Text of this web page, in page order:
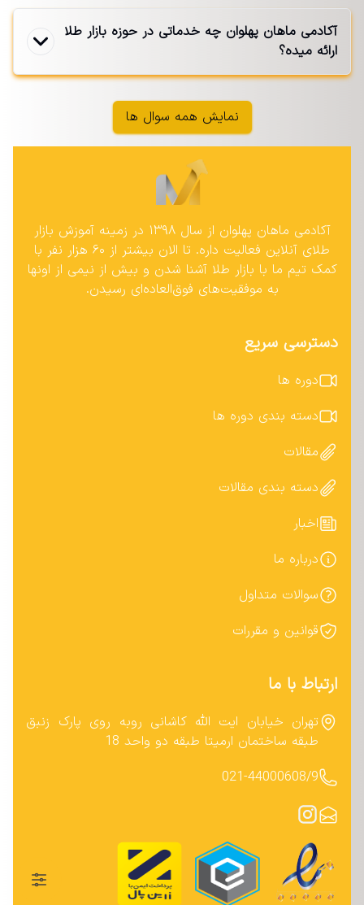
آکادمی ماهان پهلوان چه خدماتی در حوزه بازار طلا
ارائه میده؟
نمایش همه سوال ها
آکادمی ماهان پهلوان از سال ۱۳۹۸ در زمینه آموزش بازار
طلای آنلاین فعالیت داره. تا الان بیشتر از ۶۰ هزار نفر با
کمک تیم ما با بازار طلا آشنا شدن و بیش از نیمی از اونها
به موفقیت‌های فوق‌العاده‌ای رسیدن.
دسترسی سریع
دوره ها
دسته بندی دوره ها
مقالات
دسته بندی مقالات
اخبار
درباره ما
سوالات متداول
قوانین و مقررات
ارتباط با ما
تهران خیابان ایت الله کاشانی روبه روی پارک زنبق
طبقه ساختمان ارمیتا طبقه دو واحد 18
021-44000608/9